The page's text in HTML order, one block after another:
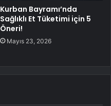
Kurban Bayramı’nda
Sağlıklı Et Tüketimi için 5
Öneri!
Mayıs 23, 2026